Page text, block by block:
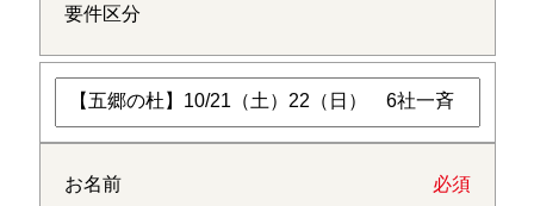
要件区分
お名前 必須